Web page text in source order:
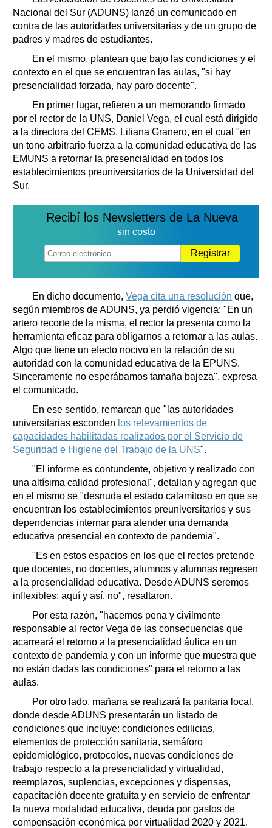
Servicios
Farmacias
Transportes
Loterías
Datos Útiles
Fúnebres
Teléfonos de urgencia
Nacional del Sur (ADUNS) lanzó un comunicado en
contra de las autoridades universitarias y de un grupo de
padres y madres de estudiantes.
En el mismo, plantean que bajo las condiciones y el
contexto en el que se encuentran las aulas, "si hay
presencialidad forzada, hay paro docente".
En primer lugar, refieren a un memorando firmado
por el rector de la UNS, Daniel Vega, el cual está dirigido
a la directora del CEMS, Liliana Granero, en el cual "en
un tono arbitrario fuerza a la comunidad educativa de las
EMUNS a retornar la presencialidad en todos los
establecimientos preuniversitarios de la Universidad del
Sur.
Recibí los Newsletters de La Nueva
sin costo
Registrar
En dicho documento, Vega cita una resolución que,
según miembros de ADUNS, ya perdió vigencia: "En un
artero recorte de la misma, el rector la presenta como la
herramienta eficaz para obligarnos a retornar a las aulas.
Algo que tiene un efecto nocivo en la relación de su
autoridad con la comunidad educativa de la EPUNS.
Sinceramente no esperábamos tamaña bajeza", expresa
el comunicado.
En ese sentido, remarcan que "las autoridades
universitarias esconden los relevamientos de
capacidades habilitadas realizados por el Servicio de
Seguridad e Higiene del Trabajo de la UNS".
"El informe es contundente, objetivo y realizado con
una altísima calidad profesional", detallan y agregan que
en el mismo se "desnuda el estado calamitoso en que se
encuentran los establecimientos preuniversitarios y sus
dependencias internar para atender una demanda
educativa presencial en contexto de pandemia".
"Es en estos espacios en los que el rectos pretende
que docentes, no docentes, alumnos y alumnas regresen
a la presencialidad educativa. Desde ADUNS seremos
inflexibles: aquí y así, no", resaltaron.
Por esta razón, "hacemos pena y civilmente
responsable al rector Vega de las consecuencias que
acarreará el retorno a la presencialidad áulica en un
contexto de pandemia y con un informe que muestra que
no están dadas las condiciones" para el retorno a las
aulas.
Por otro lado, mañana se realizará la paritaria local,
donde desde ADUNS presentarán un listado de
condiciones que incluye: condiciones edilicias,
elementos de protección sanitaria, semáforo
epidemiológico, protocolos, nuevas condiciones de
trabajo respecto a la presencialidad y virtualidad,
reemplazos, suplencias, excepciones y dispensas,
capacitación docente gratuita y en servicio de enfrentar
la nueva modalidad educativa, deuda por gastos de
compensación económica por virtualidad 2020 y 2021.